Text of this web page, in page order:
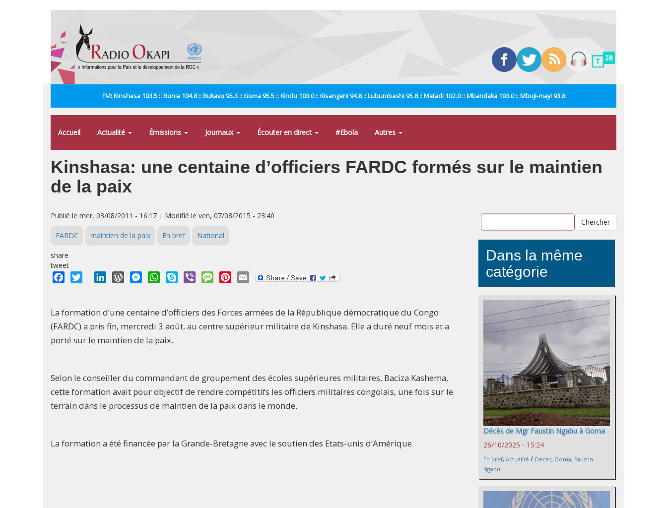
FM: Kinshasa 103.5 :: Bunia 104.8 :: Bukavu 95.3 :: Goma 95.5 :: Kindu 103.0 :: Kisangani 94.8 :: Lubumbashi 95.8 :: Matadi 102.0 :: Mbandaka 103.0 :: Mbuji-mayi 93.8
Accueil Actualité Émissions Journaux Écouter en direct #Ebola Autres
Kinshasa: une centaine d’officiers FARDC formés sur le maintien
de la paix
Publié le mer, 03/08/2011 - 16:17 | Modifié le ven, 07/08/2015 - 23:40
FARDC maintien de la paix En bref National
share
tweet
Facebook
Twitter LinkedInWordPressMessengerWhatsApp
Skype Viber MessagePinterest
Email
La formation d’une centaine d’officiers des Forces armées de la République démocratique du Congo
(FARDC) a pris fin, mercredi 3 août, au centre supérieur militaire de Kinshasa. Elle a duré neuf mois et a
porté sur le maintien de la paix.
Selon le conseiller du commandant de groupement des écoles supérieures militaires, Baciza Kashema,
cette formation avait pour objectif de rendre compétitifs les officiers militaires congolais, une fois sur le
terrain dans le processus de maintien de la paix dans le monde.
La formation a été financée par la Grande-Bretagne avec le soutien des Etats-unis d’Amérique.
Chercher
Dans la même
catégorie
Décès de Mgr Faustin Ngabu à Goma
26/10/2025 - 15:24
En bref, Actualité / Décès, Goma, Faustin
Ngabu